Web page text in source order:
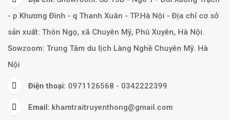
- p Khương Đình - q Thanh Xuân - TP.Hà Nội - Địa chỉ cơ sở
sản xuất: Thôn Ngọ, xã Chuyên Mỹ, Phú Xuyên, Hà Nội.
Sowzoom: Trung Tâm du lịch Làng Nghề Chuyên Mỹ. Hà
Nội
Điện thoại: 0971126568 - 0342222399
Email: khamtraitruyenthong@gmail.com